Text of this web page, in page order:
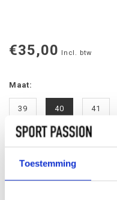
Toestemming
€35,00 Incl. btw
Maat:
39 40 41
45